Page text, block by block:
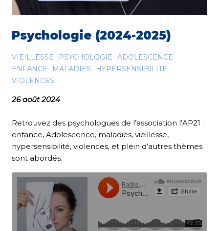
Psychologie (2024-2025)
VIEILLESSE PSYCHOLOGIE
ADOLESCENCE
ENFANCE
MALADIES
HYPERSENSIBILITÉ
VIOLENCES
26 août 2024
Retrouvez des psychologues de l’association l’AP21 :
enfance, Adolescence, maladies, vieillesse,
hypersensibilité, violences, et plein d’autres thèmes
sont abordés.